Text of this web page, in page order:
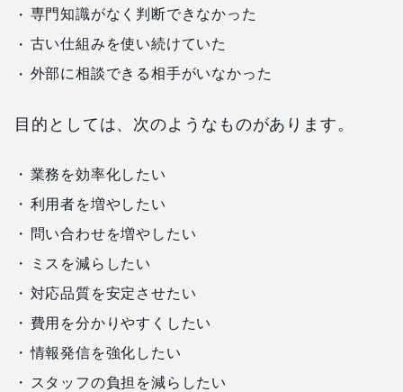
専門知識がなく判断できなかった
古い仕組みを使い続けていた
外部に相談できる相手がいなかった
目的としては、次のようなものがあります。
業務を効率化したい
利用者を増やしたい
問い合わせを増やしたい
ミスを減らしたい
対応品質を安定させたい
費用を分かりやすくしたい
情報発信を強化したい
スタッフの負担を減らしたい